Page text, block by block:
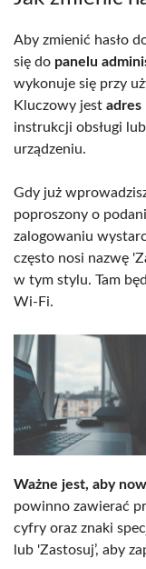
Aby zmienić hasło
się do panelu
wykonuje się przy
Kluczowy jest adres
instrukcji obsługi
urządzeniu.
Gdy już
poproszony o
zalogowaniu
często nosi nazwę
w tym stylu. Tam
Wi-Fi.
Ważne jest, aby
powinno zawierać
cyfry oraz znaki
lub 'Zastosuj’, aby